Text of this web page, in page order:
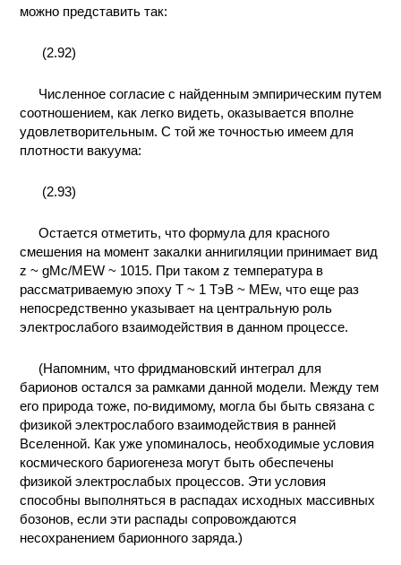
можно представить так:
(2.92)
Численное согласие с найденным эмпирическим путем
соотношением, как легко видеть, оказывается вполне
удовлетворительным. С той же точностью имеем для
плотности вакуума:
(2.93)
Остается отметить, что формула для красного
смешения на момент закалки аннигиляции принимает вид
z ~ gMc/MEW ~ 1015. При таком z температура в
рассматриваемую эпоху T ~ 1 ТэВ ~ MEw, что еще раз
непосредственно указывает на центральную роль
электрослабого взаимодействия в данном процессе.
(Напомним, что фридмановский интеграл для
барионов остался за рамками данной модели. Между тем
его природа тоже, по-видимому, могла бы быть связана с
физикой электрослабого взаимодействия в ранней
Вселенной. Как уже упоминалось, необходимые условия
космического бариогенеза могут быть обеспечены
физикой электрослабых процессов. Эти условия
способны выполняться в распадах исходных массивных
бозонов, если эти распады сопровождаются
несохранением барионного заряда.)